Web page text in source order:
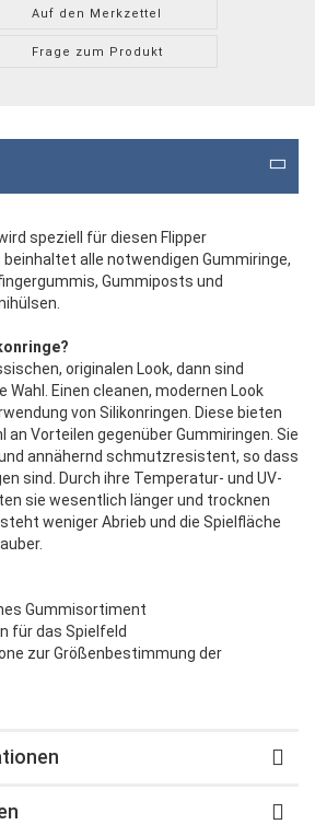
Auf den Merkzettel
Frage zum Produkt
speziell für diesen Flipper
alle notwendigen Gummiringe,
Gummiposts und
originalen Look, dann sind
Wahl. Einen cleanen, modernen Look
von Silikonringen. Diese bieten
an Vorteilen gegenüber Gummiringen. Sie
annähernd schmutzresistent, so dass
sind. Durch ihre Temperatur- und UV-
sie wesentlich länger und trocknen
weniger Abrieb und die Spielfläche
Gummisortiment
für das Spielfeld
zur Größenbestimmung der